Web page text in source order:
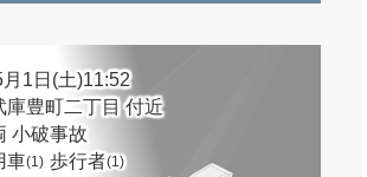
1日(土)11:52
庫豊町二丁目 付近
小破事故
車(1) 歩行者(1)